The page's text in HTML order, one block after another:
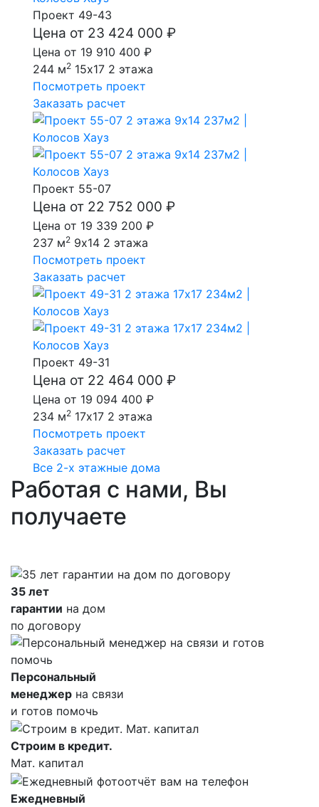
Проект 49-43
Цена от 23 424 000 ₽
Цена от 19 910 400 ₽
244 м2 15x17 2 этажа
Посмотреть проект
Заказать расчет
Проект 55-07
Цена от 22 752 000 ₽
Цена от 19 339 200 ₽
237 м2 9x14 2 этажа
Посмотреть проект
Заказать расчет
Проект 49-31
Цена от 22 464 000 ₽
Цена от 19 094 400 ₽
234 м2 17x17 2 этажа
Посмотреть проект
Заказать расчет
Все 2-х этажные дома
Работая с нами, Вы
получаете
35 лет
гарантии на дом
по договору
Персональный
менеджер на связи
и готов помочь
Строим в кредит.
Мат. капитал
Ежедневный